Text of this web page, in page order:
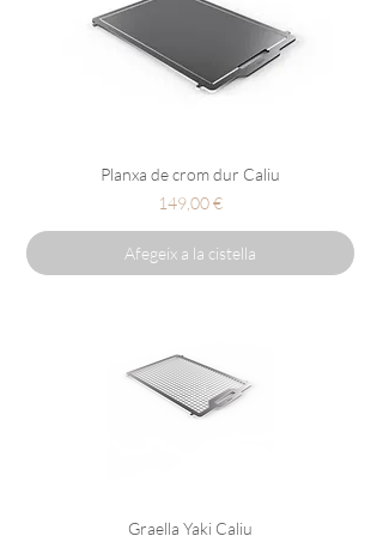
Planxa de crom dur Caliu
Preu
149,00 €
Afegeix a la cistella
Graella Yaki Caliu